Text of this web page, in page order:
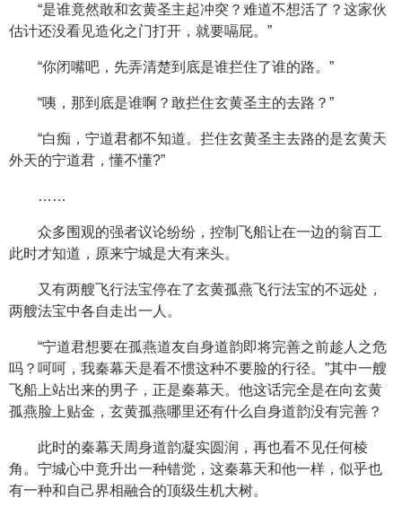
“是谁竟然敢和玄黄圣主起冲突？难道不想活了？这家伙
估计还没看见造化之门打开，就要嗝屁。”
“你闭嘴吧，先弄清楚到底是谁拦住了谁的路。”
“咦，那到底是谁啊？敢拦住玄黄圣主的去路？”
“白痴，宁道君都不知道。拦住玄黄圣主去路的是玄黄天
外天的宁道君，懂不懂?”
……
众多围观的强者议论纷纷，控制飞船让在一边的翁百工
此时才知道，原来宁城是大有来头。
又有两艘飞行法宝停在了玄黄孤燕飞行法宝的不远处，
两艘法宝中各自走出一人。
“宁道君想要在孤燕道友自身道韵即将完善之前趁人之危
吗？呵呵，我秦幕天是看不惯这种不要脸的行径。”其中一艘
飞船上站出来的男子，正是秦幕天。他这话完全是在向玄黄
孤燕脸上贴金，玄黄孤燕哪里还有什么自身道韵没有完善？
此时的秦幕天周身道韵凝实圆润，再也看不见任何棱
角。宁城心中竟升出一种错觉，这秦幕天和他一样，似乎也
有一种和自己界相融合的顶级生机大树。